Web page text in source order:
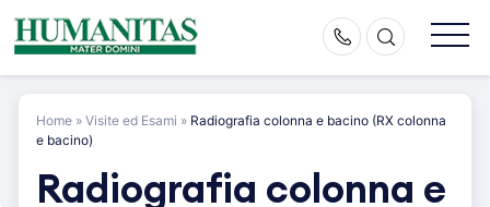
Skip
to
Home » Visite ed Esami » Radiografia colonna e bacino (RX colonna
e bacino)
Radiografia colonna e